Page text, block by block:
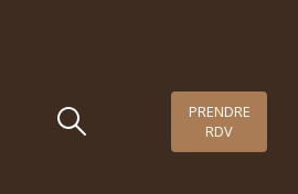
PRENDRE
RDV